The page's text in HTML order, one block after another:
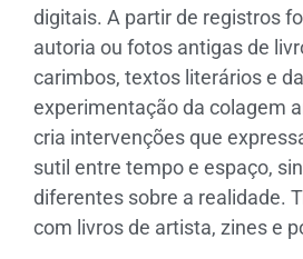
digitais. A partir de registros
autoria ou fotos antigas de
carimbos, textos literários e
experimentação da colagem
cria intervenções que
sutil entre tempo e espaço,
diferentes sobre a realidade.
com livros de artista, zines e